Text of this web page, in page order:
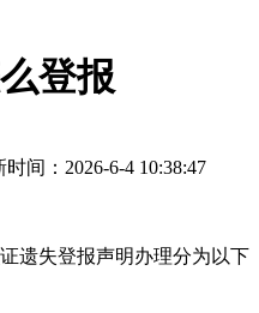
登报
时间：2026-6-4 10:38:47
遗失登报声明办理分为以下